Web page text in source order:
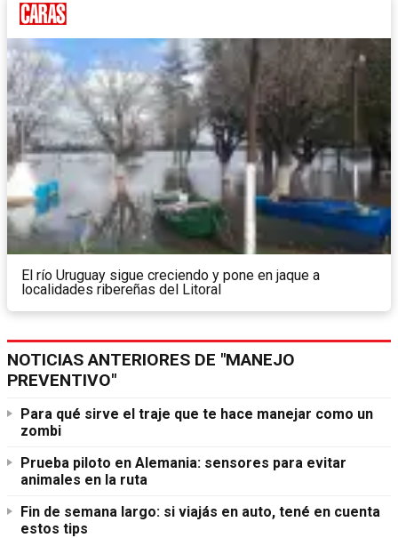
El río Uruguay sigue creciendo y pone en jaque a
localidades ribereñas del Litoral
NOTICIAS ANTERIORES DE "MANEJO
PREVENTIVO"
Para qué sirve el traje que te hace manejar como un
zombi
Prueba piloto en Alemania: sensores para evitar
animales en la ruta
Fin de semana largo: si viajás en auto, tené en cuenta
estos tips